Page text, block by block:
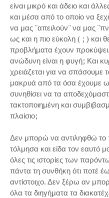
είναι μικρό και άδειο και
και μέσα από το οποίο να
να μας ''απειλούν'' να μας
ως και η πιο εύκολη ( ; ) και
προβλήματα έχουν
ανώδυνη είναι η φυγή; Και
χρειάζεται για να σπάσουμε
μακρυά από τα όσα έχουμε
συνηθίσει να τα
τακτοποιημένη και
πλαίσιο;
Δεν μπορώ να αντιληφθώ
τόλμησα και είδα τον εαυτό
όλες τις ιστορίες των
πάντα τη συνθήκη ότι ποτέ
αντίστοιχο. Δεν ξέρω αν
όλα τα διηγήματα τα